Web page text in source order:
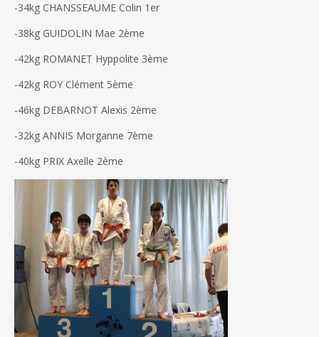
-34kg CHANSSEAUME Colin 1er
-38kg GUIDOLIN Mae 2ème
-42kg ROMANET Hyppolite 3ème
-42kg ROY Clément 5ème
-46kg DEBARNOT Alexis 2ème
-32kg ANNIS Morganne 7ème
-40kg PRIX Axelle 2ème